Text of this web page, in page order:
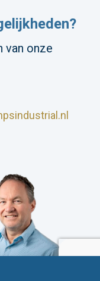
van onze